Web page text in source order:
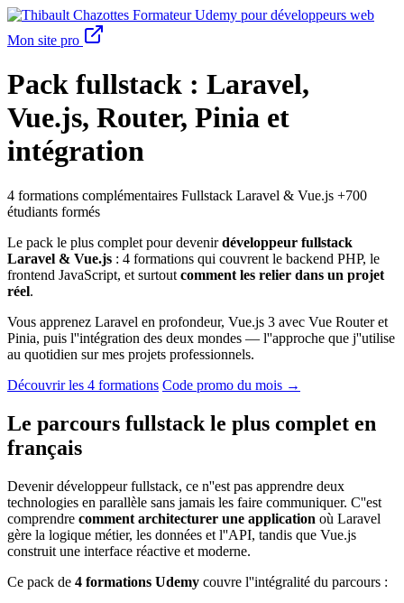
Formateur Udemy pour développeurs web
Mon site pro
Pack fullstack : Laravel,
Vue.js, Router, Pinia et
intégration
4 formations complémentaires Fullstack Laravel & Vue.js +700
étudiants formés
Le pack le plus complet pour devenirdéveloppeur fullstack
Laravel & Vue.js : 4 formations qui couvrent le backend PHP, le
frontend JavaScript, et surtout comment les relier dans un projet
réel.
Vous apprenez Laravel en profondeur, Vue.js 3 avec Vue Router et
Pinia, puis l''intégration des deux mondes — l''approche que j''utilise
au quotidien sur mes projets professionnels.
Découvrir les 4 formations Code promo du mois →
Le parcours fullstack le plus complet en
français
Devenir développeur fullstack, ce n''est pas apprendre deux
technologies en parallèle sans jamais les faire communiquer. C''est
comprendre comment architecturer une application où Laravel
gère la logique métier, les données et l''API, tandis que Vue.js
construit une interface réactive et moderne.
Ce pack de 4 formations Udemy couvre l''intégralité du parcours :